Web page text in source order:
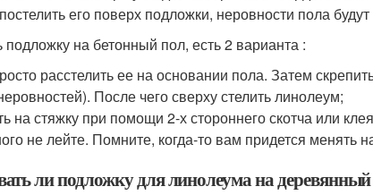
его поверх подложки, неровности пола
подложку на бетонный пол, есть 2 варианта :
расстелить ее на основании пола. Затем
После чего сверху стелить линолеум;
на стяжку при помощи 2-х стороннего скотча или
не лейте. Помните, когда-то вам придется менять
ли подложку для линолеума на